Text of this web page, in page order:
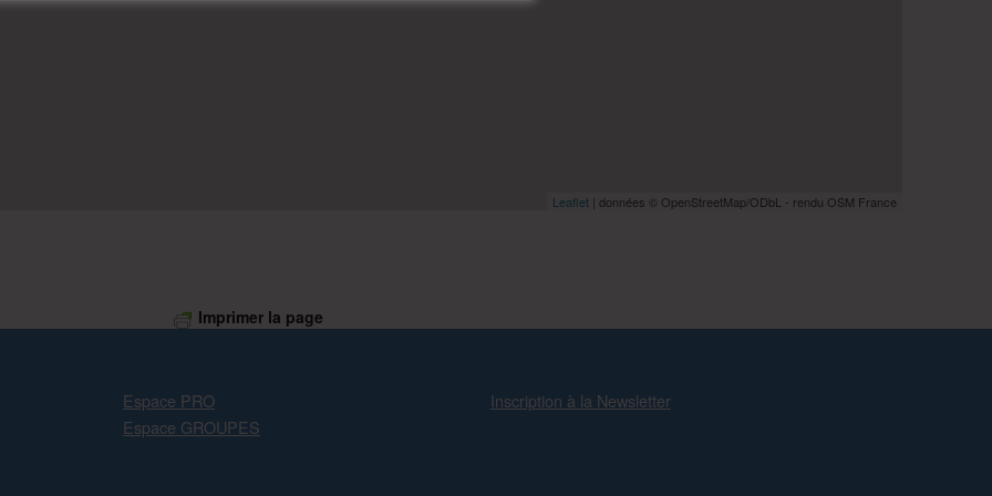
Leaflet | données © OpenStreetMap/ODbL - rendu OSM France
Imprimer la page
Espace PRO
Espace GROUPES
Inscription à la Newsletter